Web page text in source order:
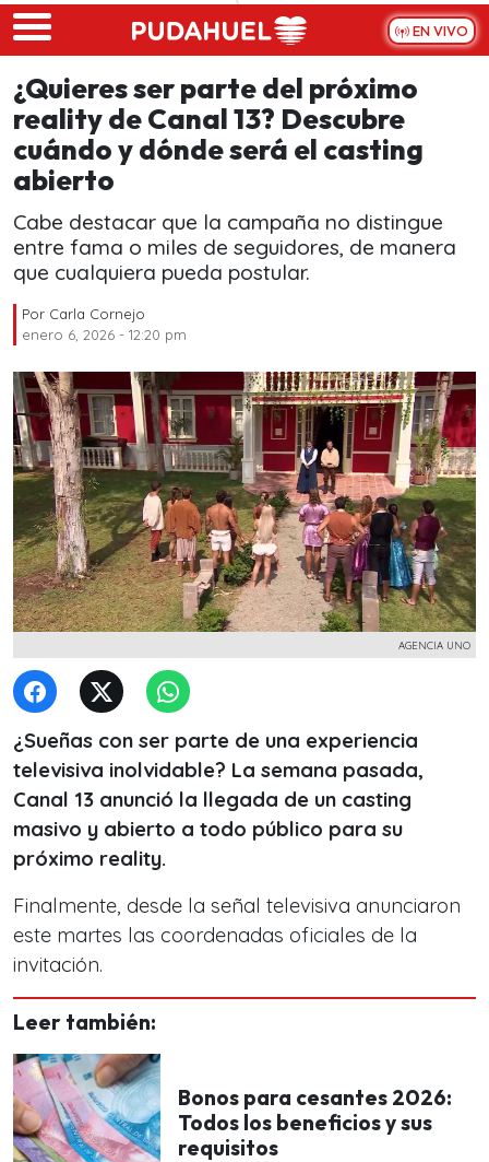
Skip to main content
EN VIVO
¿Quieres ser parte del próximo
reality de Canal 13? Descubre
cuándo y dónde será el casting
abierto
Cabe destacar que la campaña no distingue
entre fama o miles de seguidores, de manera
que cualquiera pueda postular.
Por Carla Cornejo
enero 6, 2026 - 12:20 pm
AGENCIA UNO
¿Sueñas con ser parte de una experiencia
televisiva inolvidable? La semana pasada,
Canal 13 anunció la llegada de un casting
masivo y abierto a todo público para su
próximo reality.
Finalmente, desde la señal televisiva anunciaron
este martes las coordenadas oficiales de la
invitación.
Leer también:
Bonos para cesantes 2026:
Todos los beneficios y sus
requisitos